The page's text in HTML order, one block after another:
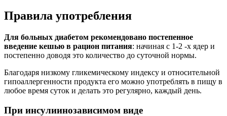
Правила употребления
Для больных диабетом рекомендовано постепенное
введение кешью в рацион питания: начиная с 1-2 -х ядер и
постепенно доводя это количество до суточной нормы.
Благодаря низкому гликемическому индексу и относительной
гипоаллергенности продукта его можно употреблять в пищу в
любое время суток и делать это регулярно, каждый день.
При инсулиинозависимом виде